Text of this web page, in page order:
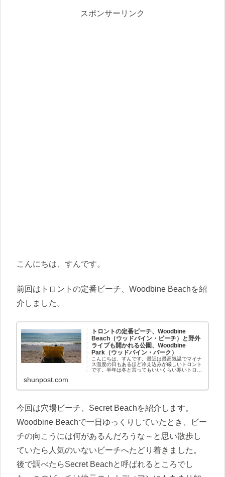
スポンサーリンク
こんにちは、すんです。
前回はトロントの定番ビーチ、Woodbine Beachを紹
介しました。
トロントの定番ビーチ、Woodbine
Beach（ウッドバイン・ビーチ）と野外
ライブも開かれる公園、Woodbine
Park（ウッドバイン・パーク）
こんにちは、すんです。最近は最高気温でマイナ
ス温度の日もあるほど冷え込みが厳しいトロント
です。半年は冬と言ってもいいくらい寒いトロン
shunpost.com
今回は穴場ビーチ、Secret Beachを紹介します。
Woodbine Beachで一日ゆっくりしていたとき、ビー
チの向こうには何があるんだろうな～と思い散歩し
ていたら人気のいないビーチへたどり着きました。
後で調べたらSecret Beachと呼ばれるところでし